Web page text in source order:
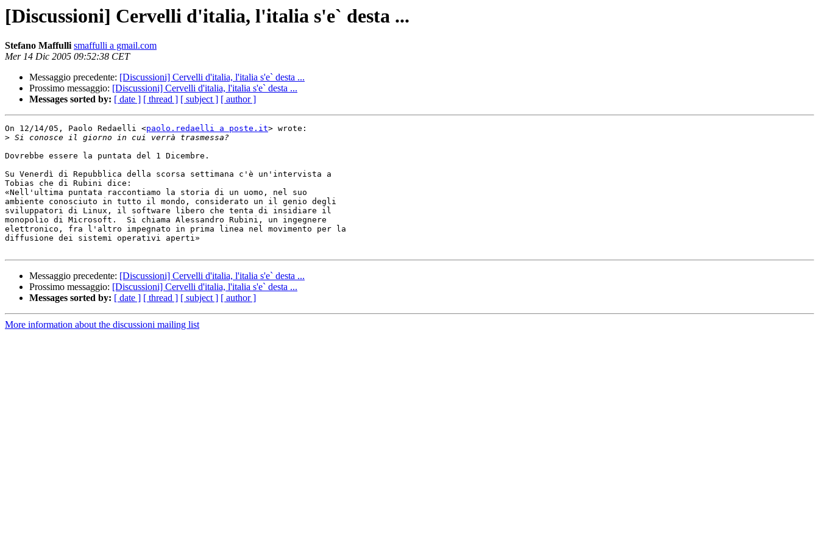
[Discussioni] Cervelli d'italia, l'italia s'e` desta ...
Stefano Maffulli smaffulli a gmail.com
Mer 14 Dic 2005 09:52:38 CET
Messaggio precedente: [Discussioni] Cervelli d'italia, l'italia s'e` desta ...
Prossimo messaggio: [Discussioni] Cervelli d'italia, l'italia s'e` desta ...
Messages sorted by: [ date ] [ thread ] [ subject ] [ author ]
On 12/14/05, Paolo Redaelli <paolo.redaelli a poste.it> wrote:
>
Dovrebbe essere la puntata del 1 Dicembre.
Su Venerdì di Repubblica della scorsa settimana c'è un'intervista a
Tobias che di Rubini dice:
«Nell'ultima puntata raccontiamo la storia di un uomo, nel suo
ambiente conosciuto in tutto il mondo, considerato un il genio degli
sviluppatori di Linux, il software libero che tenta di insidiare il
monopolio di Microsoft.  Si chiama Alessandro Rubini, un ingegnere
elettronico, fra l'altro impegnato in prima linea nel movimento per la
diffusione dei sistemi operativi aperti»
Messaggio precedente: [Discussioni] Cervelli d'italia, l'italia s'e` desta ...
Prossimo messaggio: [Discussioni] Cervelli d'italia, l'italia s'e` desta ...
Messages sorted by: [ date ] [ thread ] [ subject ] [ author ]
More information about the discussioni mailing list